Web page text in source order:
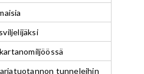
tunneleihin